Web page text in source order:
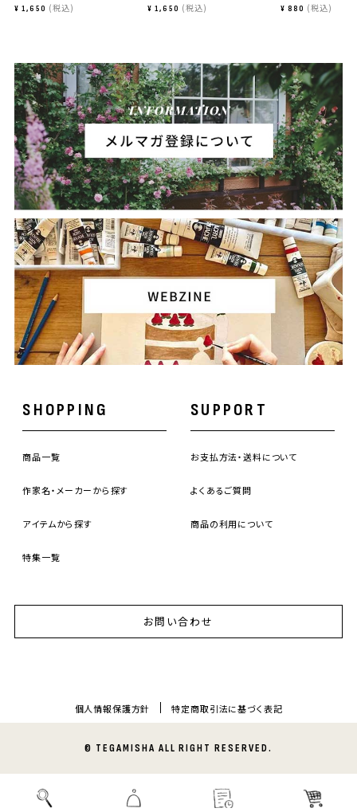
¥ 1,650 税込 ¥ 1,650 税込 ¥ 880 税込
SHOPPING
商品一覧
作家名・メーカーから探す
アイテムから探す
特集一覧
SUPPORT
お支払方法・送料について
よくあるご質問
商品の利用について
お問い合わせ
個人情報保護方針 特定商取引法に基づく表記
© TEGAMISHA ALL RIGHT RESERVED.